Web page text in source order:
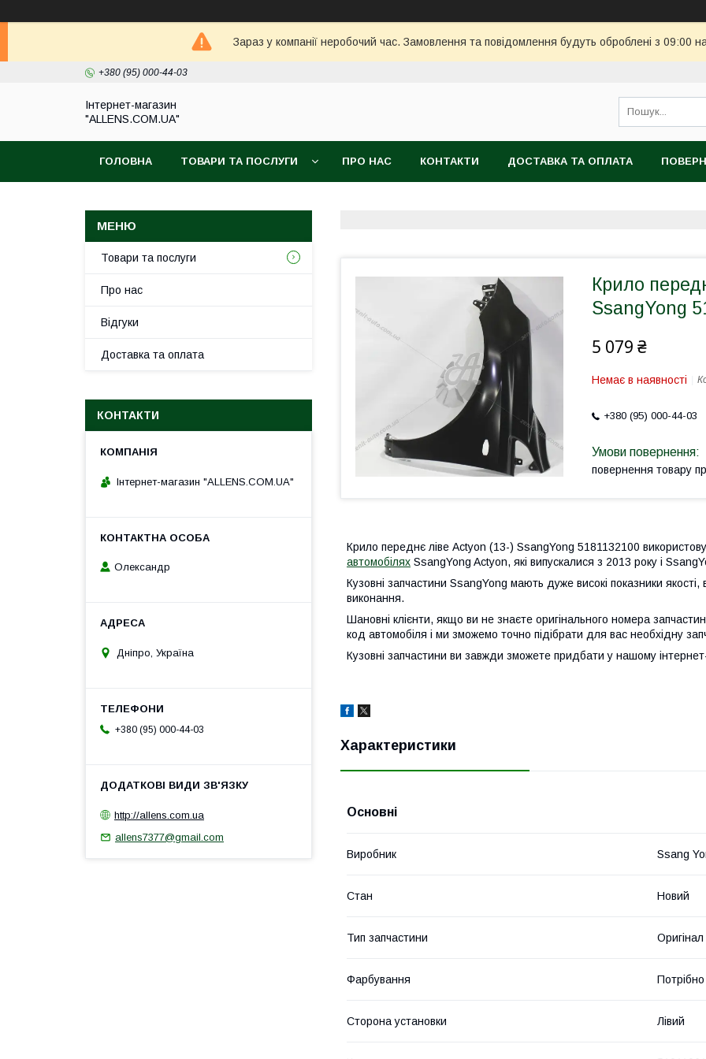
Зараз у компанії неробочий час. Замовлення та повідомлення будуть оброблені з 09:00
+380 (95) 000-44-03
Інтернет-магазин
"ALLENS.COM.UA"
ГОЛОВНА ТОВАРИ ТА ПОСЛУГИ ПРО НАС КОНТАКТИ ДОСТАВКА ТА ОПЛАТА
Крило
SsangYong
5 079 ₴
Немає в наявності
+380 (95) 000-44-03
повернення товару
Крило переднє ліве Actyon (13-) SsangYong 5181132100
автомобілях SsangYong Actyon, які випускалися з 2013 року і
Кузовні запчастини SsangYong мають дуже високі показники якості,
виконання.
Шановні клієнти, якщо ви не знаєте оригінального номера
код автомобіля і ми зможемо точно підібрати для вас необхідну
Кузовні запчастини ви завжди зможете придбати у нашому
Характеристики
Основні
Виробник Ssang
Стан Новий
Тип запчастини Оригінал
Фарбування Потрібно
Сторона установки Лівий
Товари та послуги
Про нас
Відгуки
Доставка та оплата
КОНТАКТИ
Інтернет-магазин "ALLENS.COM.UA"
Олександр
Дніпро, Україна
+380 (95) 000-44-03
http://allens.com.ua
allens7377@gmail.com